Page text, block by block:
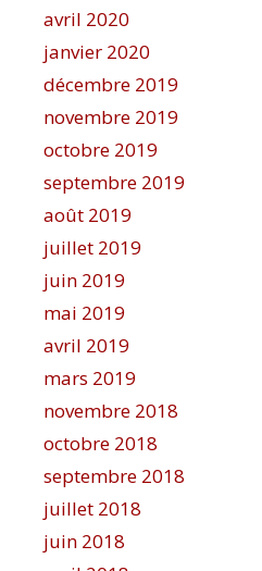
avril 2020
janvier 2020
décembre 2019
novembre 2019
octobre 2019
septembre 2019
août 2019
juillet 2019
juin 2019
mai 2019
avril 2019
mars 2019
novembre 2018
octobre 2018
septembre 2018
juillet 2018
juin 2018